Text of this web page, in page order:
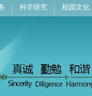
科学研究 校园文化